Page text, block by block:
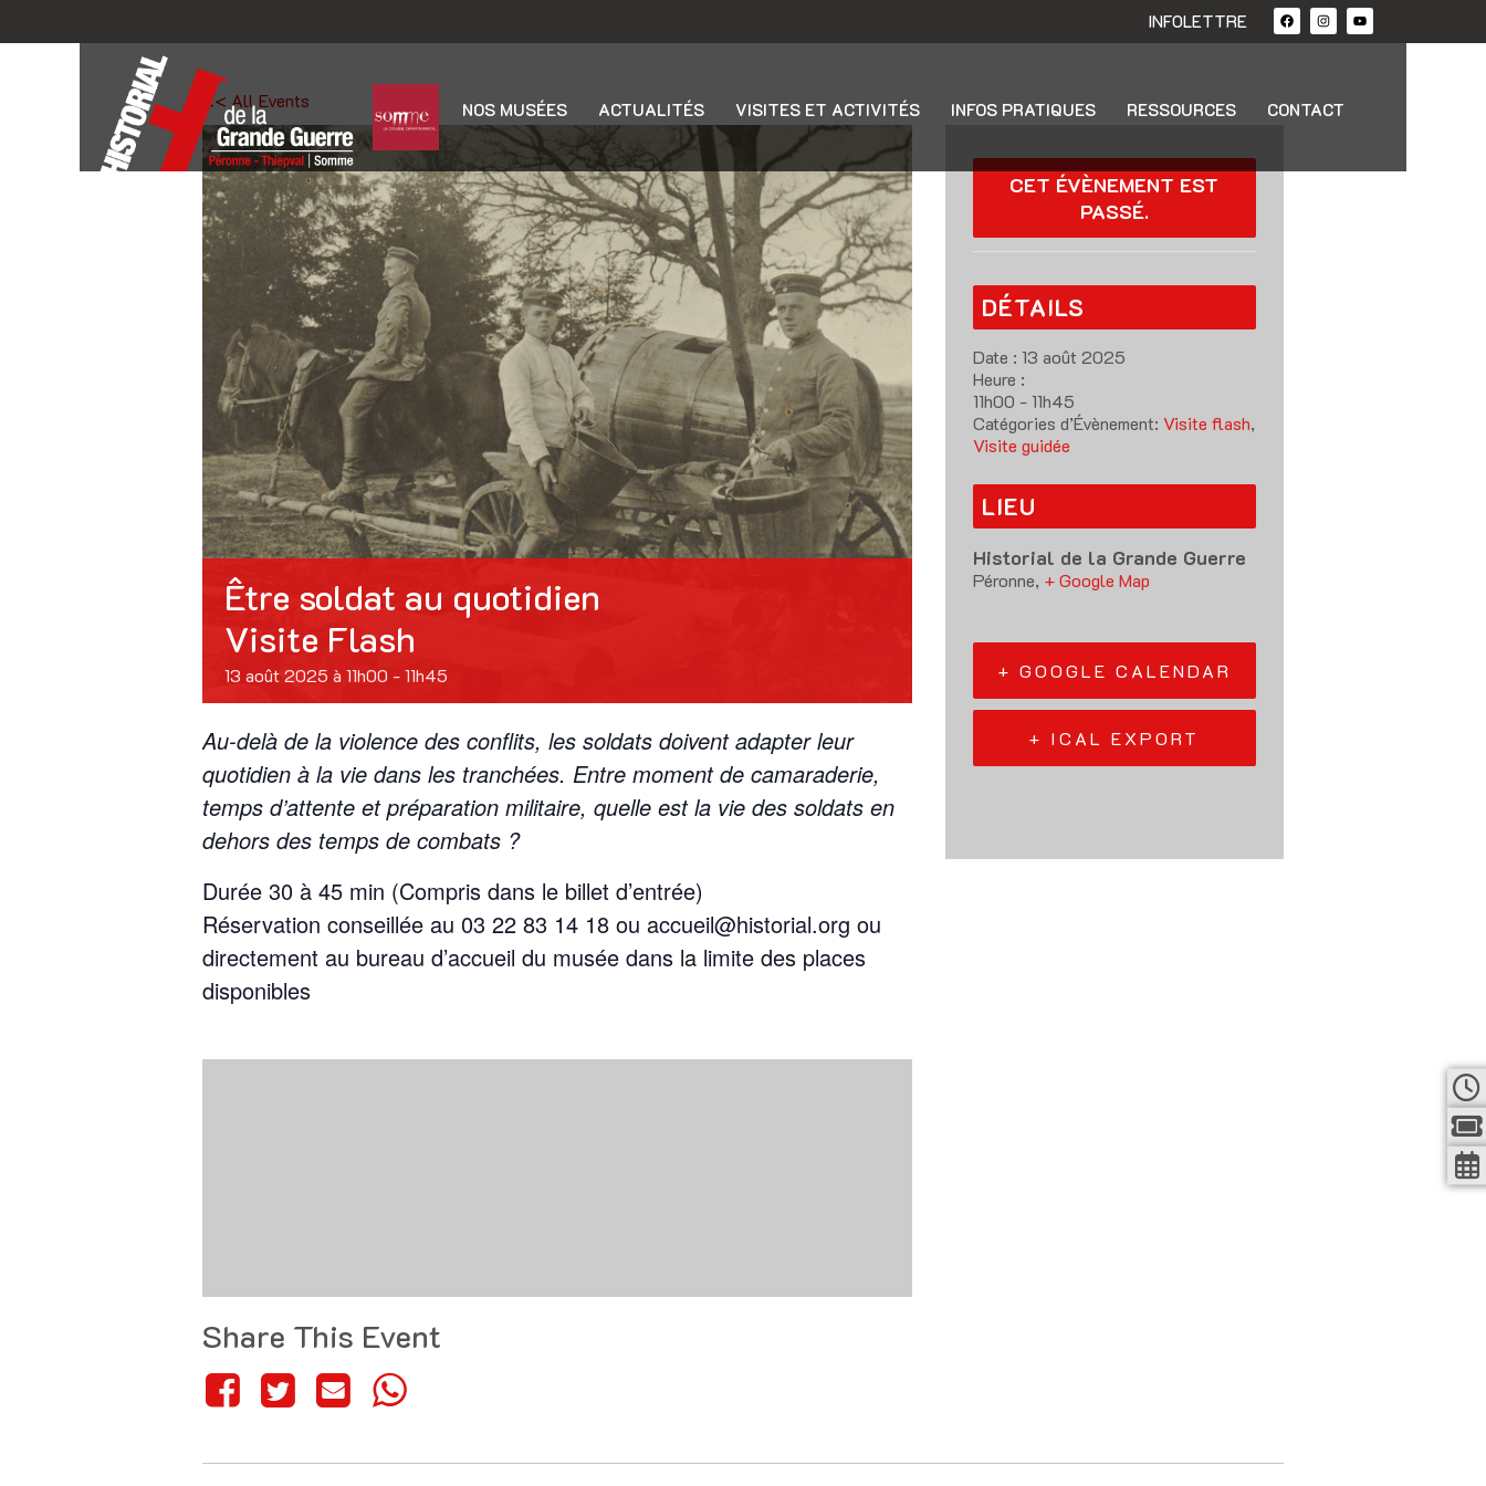
INFOLETTRE
NOS MUSÉES ACTUALITÉS VISITES ET ACTIVITÉS INFOS PRATIQUES RESSOURCES CONTACT
<< All Events
Être soldat au quotidien
Visite Flash
13 août 2025 à 11h00 -11h45
Au-delà de la violence des conflits, les soldats doivent adapter leur
quotidien à la vie dans les tranchées. Entre moment de camaraderie,
temps d’attente et préparation militaire, quelle est la vie des soldats en
dehors des temps de combats ?
Durée 30 à 45 min (Compris dans le billet d’entrée)
Réservation conseillée au 03 22 83 14 18 ou accueil@historial.org ou
directement au bureau d’accueil du musée dans la limite des places
disponibles
Share This Event
CET ÉVÈNEMENT EST
PASSÉ.
DÉTAILS
Date : 13 août 2025
Heure :
11h00 - 11h45
Catégories d’Évènement: Visite flash,
Visite guidée
LIEU
Historial de la Grande Guerre
Péronne, + Google Map
+ GOOGLE CALENDAR
+ ICAL EXPORT